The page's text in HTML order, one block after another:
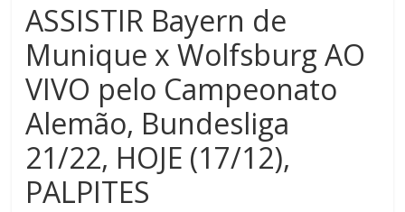
ASSISTIR Bayern de
Munique x Wolfsburg AO
VIVO pelo Campeonato
Alemão, Bundesliga
21/22, HOJE (17/12),
PALPITES